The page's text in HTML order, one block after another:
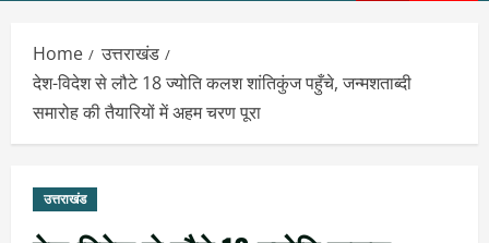
Home
उत्तराखंड
देश-विदेश से लौटे 18 ज्योति कलश शांतिकुंज पहुँचे, जन्मशताब्दी
समारोह की तैयारियों में अहम चरण पूरा
उत्तराखंड